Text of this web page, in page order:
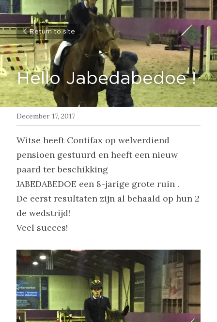
Return to site
Hello Jabedabedoe !
December 17, 2017
Witse heeft Contifax op welverdiend
pensioen gestuurd en heeft een nieuw
paard ter beschikking
JABEDABEDOE een 8-jarige grote ruin .
De eerst resultaten zijn al behaald op hun 2
de wedstrijd!
Veel succes!